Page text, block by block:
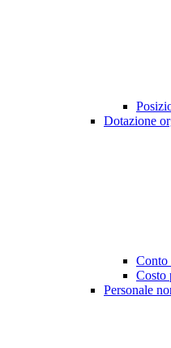
Dotazione
Conto
Costo
Personale